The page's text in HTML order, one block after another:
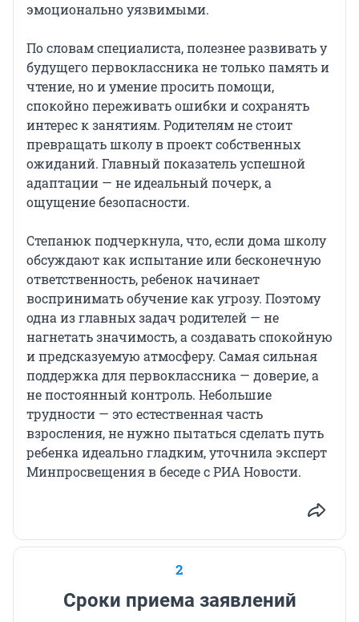
эмоционально уязвимыми.
По словам специалиста, полезнее развивать у
будущего первоклассника не только память и
чтение, но и умение просить помощи,
спокойно переживать ошибки и сохранять
интерес к занятиям. Родителям не стоит
превращать школу в проект собственных
ожиданий. Главный показатель успешной
адаптации — не идеальный почерк, а
ощущение безопасности.
Степанюк подчеркнула, что, если дома школу
обсуждают как испытание или бесконечную
ответственность, ребенок начинает
воспринимать обучение как угрозу. Поэтому
одна из главных задач родителей — не
нагнетать значимость, а создавать спокойную
и предсказуемую атмосферу. Самая сильная
поддержка для первоклассника — доверие, а
не постоянный контроль. Небольшие
трудности — это естественная часть
взросления, не нужно пытаться сделать путь
ребенка идеально гладким, уточнила эксперт
Минпросвещения в беседе с РИА Новости.
2
Сроки приема заявлений